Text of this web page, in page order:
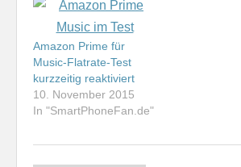
Amazon Prime für
Music-Flatrate-Test
kurzzeitig reaktiviert
10. November 2015
In "SmartPhoneFan.de"